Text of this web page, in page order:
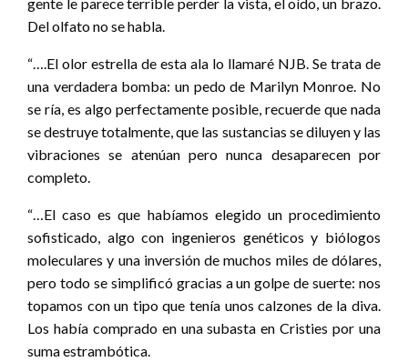
Del olfato no se habla.
“….El olor estrella de esta ala lo llamaré NJB. Se trata de
una verdadera bomba: un pedo de Marilyn Monroe. No
se ría, es algo perfectamente posible, recuerde que nada
se destruye totalmente, que las sustancias se diluyen y las
vibraciones se atenúan pero nunca desaparecen por
completo.
“…El caso es que habíamos elegido un procedimiento
sofisticado, algo con ingenieros genéticos y biólogos
moleculares y una inversión de muchos miles de dólares,
pero todo se simplificó gracias a un golpe de suerte: nos
topamos con un tipo que tenía unos calzones de la diva.
Los había comprado en una subasta en Cristies por una
suma estrambótica.